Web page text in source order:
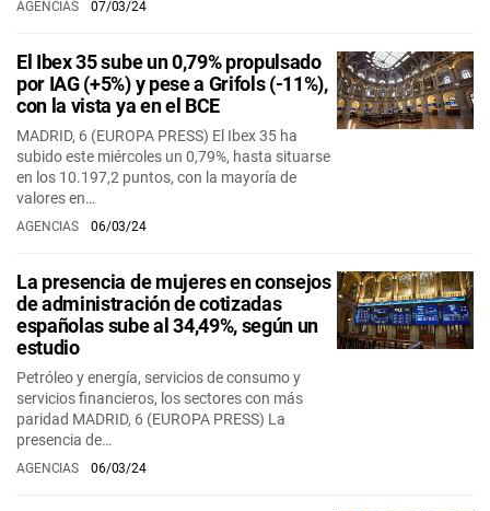
AGENCIAS 07/03/24
El Ibex 35 sube un 0,79% propulsado
por IAG (+5%) y pese a Grifols (-11%),
con la vista ya en el BCE
MADRID, 6 (EUROPA PRESS) El Ibex 35 ha
subido este miércoles un 0,79%, hasta situarse
en los 10.197,2 puntos, con la mayoría de
valores en…
AGENCIAS 06/03/24
La presencia de mujeres en consejos
de administración de cotizadas
españolas sube al 34,49%, según un
estudio
Petróleo y energía, servicios de consumo y
servicios financieros, los sectores con más
paridad MADRID, 6 (EUROPA PRESS) La
presencia de…
AGENCIAS 06/03/24